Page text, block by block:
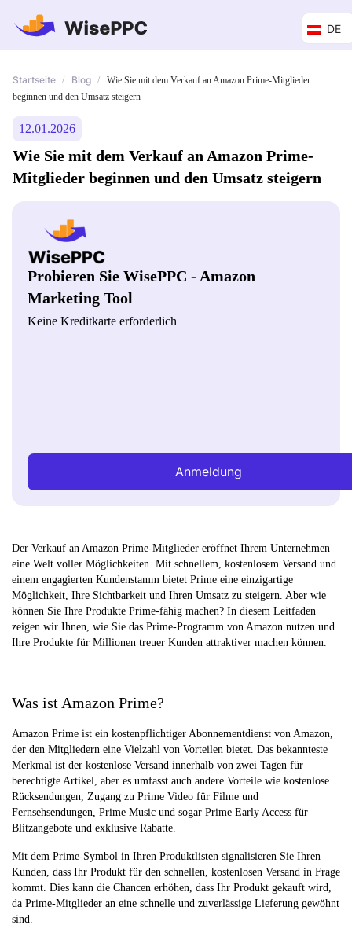
DE
Startseite / Blog /
Wie Sie mit dem Verkauf an Amazon Prime-Mitglieder
beginnen und den Umsatz steigern
12.01.2026
Wie Sie mit dem Verkauf an Amazon Prime-
Mitglieder beginnen und den Umsatz steigern
Probieren Sie WisePPC - Amazon
Marketing Tool
Keine Kreditkarte erforderlich
Anmeldung
Der Verkauf an Amazon Prime-Mitglieder eröffnet Ihrem Unternehmen
eine Welt voller Möglichkeiten. Mit schnellem, kostenlosem Versand und
einem engagierten Kundenstamm bietet Prime eine einzigartige
Möglichkeit, Ihre Sichtbarkeit und Ihren Umsatz zu steigern. Aber wie
können Sie Ihre Produkte Prime-fähig machen? In diesem Leitfaden
zeigen wir Ihnen, wie Sie das Prime-Programm von Amazon nutzen und
Ihre Produkte für Millionen treuer Kunden attraktiver machen können.
Was ist Amazon Prime?
Amazon Prime ist ein kostenpflichtiger Abonnementdienst von Amazon,
der den Mitgliedern eine Vielzahl von Vorteilen bietet. Das bekannteste
Merkmal ist der kostenlose Versand innerhalb von zwei Tagen für
berechtigte Artikel, aber es umfasst auch andere Vorteile wie kostenlose
Rücksendungen, Zugang zu Prime Video für Filme und
Fernsehsendungen, Prime Music und sogar Prime Early Access für
Blitzangebote und exklusive Rabatte.
Mit dem Prime-Symbol in Ihren Produktlisten signalisieren Sie Ihren
Kunden, dass Ihr Produkt für den schnellen, kostenlosen Versand in Frage
kommt. Dies kann die Chancen erhöhen, dass Ihr Produkt gekauft wird,
da Prime-Mitglieder an eine schnelle und zuverlässige Lieferung gewöhnt
sind.